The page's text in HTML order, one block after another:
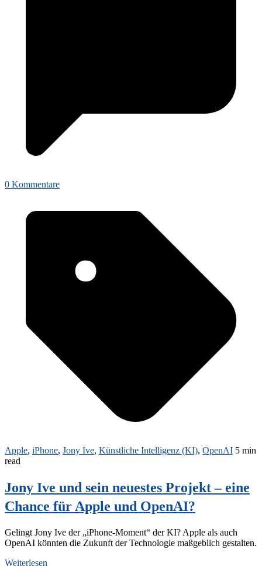
0 Kommentare
Apple, iPhone, Jony Ive, Künstliche Intelligenz (KI), OpenAI 5 min
read
Jony Ive und sein neuestes Projekt – eine
Chance für Apple und OpenAI?
Gelingt Jony Ive der „iPhone-Moment“ der KI? Apple als auch
OpenAI könnten die Zukunft der Technologie maßgeblich gestalten.
Weiterlesen